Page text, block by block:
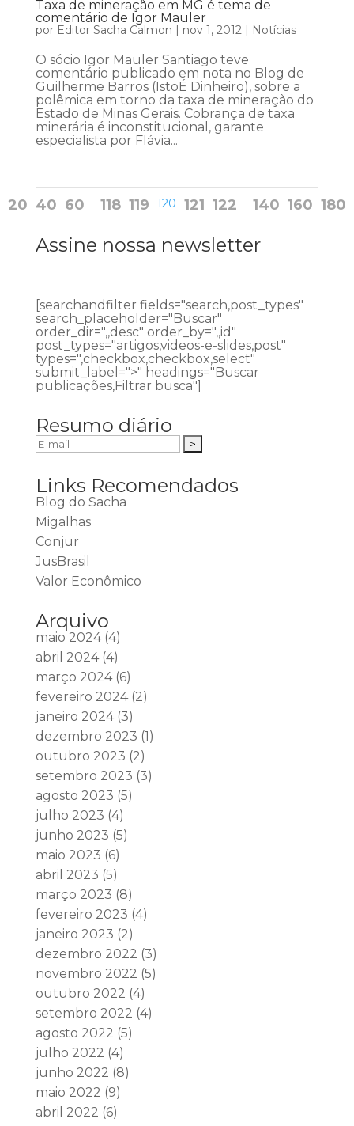
Taxa de mineração em MG é tema de
comentário de Igor Mauler
por Editor Sacha Calmon nov 1, 2012| Notícias
O sócio Igor Mauler Santiago teve
comentário publicado em nota no Blog de
Guilherme Barros (IstoÉ Dinheiro), sobre a
polêmica em torno da taxa de mineração do
Estado de Minas Gerais. Cobrança de taxa
minerária é inconstitucional, garante
especialista por Flávia...
20 40 60 118 119 120 121 122 140 160 180
Assine nossa newsletter
[searchandfilter fields="search,post_types"
search_placeholder="Buscar"
order_dir=",,desc" order_by=",,id"
post_types="artigos,videos-e-slides,post"
types=",checkbox,checkbox,select"
submit_label=">" headings="Buscar
publicações,Filtrar busca"]
Resumo diário
Links Recomendados
Blog do Sacha
Migalhas
Conjur
JusBrasil
Valor Econômico
Arquivo
maio 2024(4)
abril 2024(4)
março 2024(6)
fevereiro 2024(2)
janeiro 2024(3)
dezembro 2023 (1)
outubro 2023 (2)
setembro 2023 (3)
agosto 2023 (5)
julho 2023 (4)
junho 2023 (5)
maio 2023 (6)
abril 2023 (5)
março 2023 (8)
fevereiro 2023 (4)
janeiro 2023 (2)
dezembro 2022 (3)
novembro 2022 (5)
outubro 2022 (4)
setembro 2022 (4)
agosto 2022 (5)
julho 2022 (4)
junho 2022 (8)
maio 2022 (9)
abril 2022 (6)